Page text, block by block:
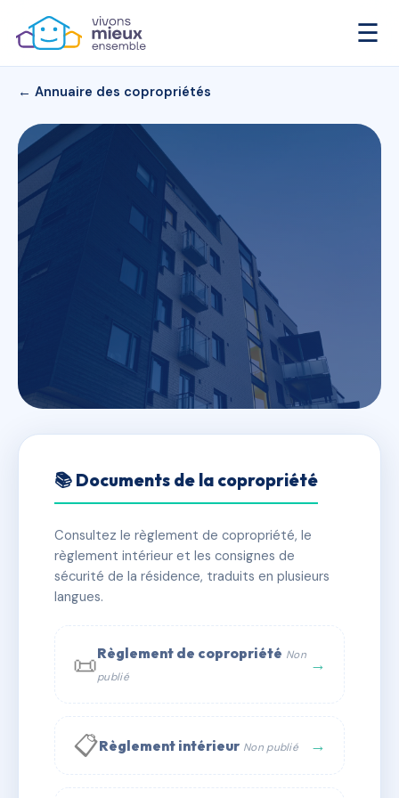
☰
← Annuaire des copropriétés
14 av jacques jezequel 92170
vanves
📍 14 av jacques jezequel 92170 Vanves
✓ Immatriculée 🏠 30 lots 🏗 1 bâtiment(s)
📞 Contacter Syndic Digital 💬 WhatsApp
✉ Email
📚 Documents de la copropriété
Consultez le règlement de copropriété, le
règlement intérieur et les consignes de
sécurité de la résidence, traduits en plusieurs
langues.
📜Règlement de copropriété Non
publié
→
📋Règlement intérieur Non publié →